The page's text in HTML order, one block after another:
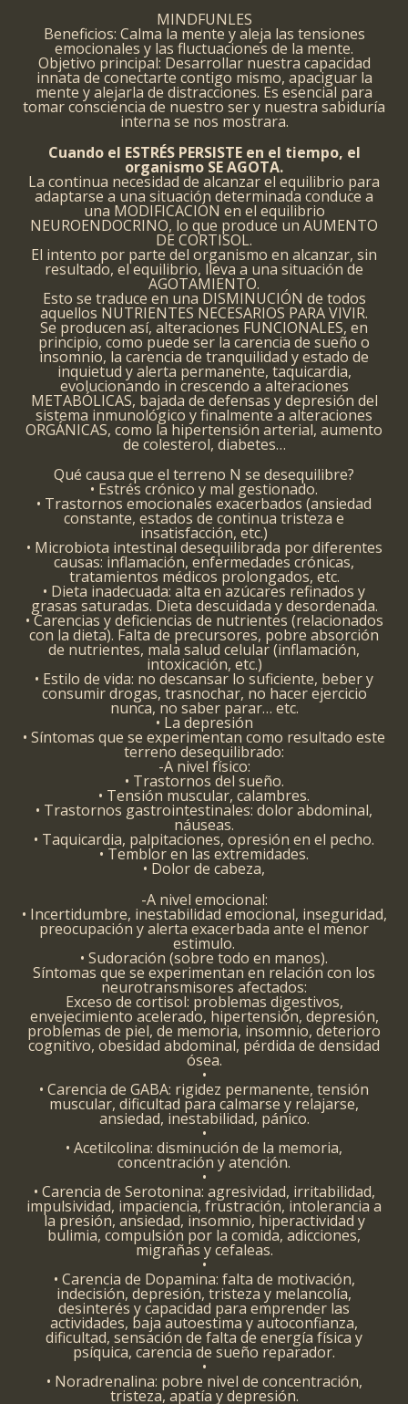
MINDFUNLES
Beneficios: Calma la mente y aleja las tensiones
emocionales y las fluctuaciones de la mente.
Objetivo principal: Desarrollar nuestra capacidad
innata de conectarte contigo mismo, apaciguar la
mente y alejarla de distracciones. Es esencial para
tomar consciencia de nuestro ser y nuestra sabiduría
interna se nos mostrara.
Cuando el ESTRÉS PERSISTE en el tiempo, el
organismo SE AGOTA.
La continua necesidad de alcanzar el equilibrio para
adaptarse a una situación determinada conduce a
una MODIFICACIÓN en el equilibrio
NEUROENDOCRINO, lo que produce un AUMENTO
DE CORTISOL.
El intento por parte del organismo en alcanzar, sin
resultado, el equilibrio, lleva a una situación de
AGOTAMIENTO.
Esto se traduce en una DISMINUCIÓN de todos
aquellos NUTRIENTES NECESARIOS PARA VIVIR.
Se producen así, alteraciones FUNCIONALES, en
principio, como puede ser la carencia de sueño o
insomnio, la carencia de tranquilidad y estado de
inquietud y alerta permanente, taquicardia,
evolucionando in crescendo a alteraciones
METABÓLICAS, bajada de defensas y depresión del
sistema inmunológico y finalmente a alteraciones
ORGÁNICAS, como la hipertensión arterial, aumento
de colesterol, diabetes…
Qué causa que el terreno N se desequilibre?
• Estrés crónico y mal gestionado.
• Trastornos emocionales exacerbados (ansiedad
constante, estados de continua tristeza e
insatisfacción, etc.)
• Microbiota intestinal desequilibrada por diferentes
causas: inflamación, enfermedades crónicas,
tratamientos médicos prolongados, etc.
• Dieta inadecuada: alta en azúcares refinados y
grasas saturadas. Dieta descuidada y desordenada.
• Carencias y deficiencias de nutrientes (relacionados
con la dieta). Falta de precursores, pobre absorción
de nutrientes, mala salud celular (inflamación,
intoxicación, etc.)
• Estilo de vida: no descansar lo suficiente, beber y
consumir drogas, trasnochar, no hacer ejercicio
nunca, no saber parar… etc.
• La depresión
• Síntomas que se experimentan como resultado este
terreno desequilibrado:
-A nivel físico:
• Trastornos del sueño.
• Tensión muscular, calambres.
• Trastornos gastrointestinales: dolor abdominal,
náuseas.
• Taquicardia, palpitaciones, opresión en el pecho.
• Temblor en las extremidades.
• Dolor de cabeza,
-A nivel emocional:
• Incertidumbre, inestabilidad emocional, inseguridad,
preocupación y alerta exacerbada ante el menor
estimulo.
• Sudoración (sobre todo en manos).
Síntomas que se experimentan en relación con los
neurotransmisores afectados:
Exceso de cortisol: problemas digestivos,
envejecimiento acelerado, hipertensión, depresión,
problemas de piel, de memoria, insomnio, deterioro
cognitivo, obesidad abdominal, pérdida de densidad
ósea.
•
• Carencia de GABA: rigidez permanente, tensión
muscular, dificultad para calmarse y relajarse,
ansiedad, inestabilidad, pánico.
•
• Acetilcolina: disminución de la memoria,
concentración y atención.
•
• Carencia de Serotonina: agresividad, irritabilidad,
impulsividad, impaciencia, frustración, intolerancia a
la presión, ansiedad, insomnio, hiperactividad y
bulimia, compulsión por la comida, adicciones,
migrañas y cefaleas.
•
• Carencia de Dopamina: falta de motivación,
indecisión, depresión, tristeza y melancolía,
desinterés y capacidad para emprender las
actividades, baja autoestima y autoconfianza,
dificultad, sensación de falta de energía física y
psíquica, carencia de sueño reparador.
•
• Noradrenalina: pobre nivel de concentración,
tristeza, apatía y depresión.